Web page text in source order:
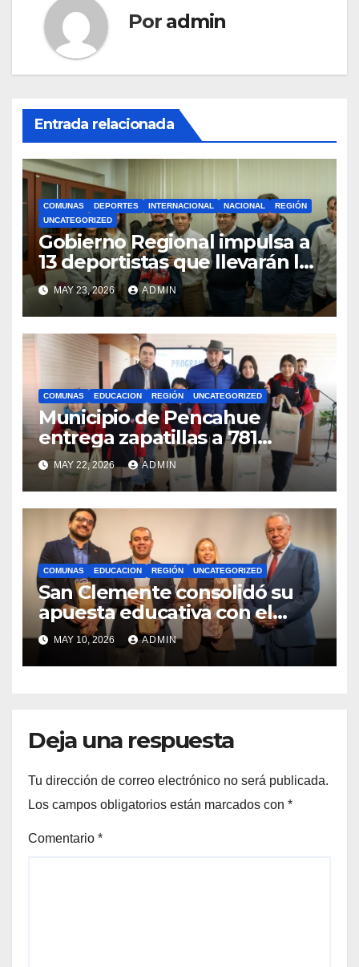
Por admin
Entrada relacionada
COMUNAS DEPORTES INTERNACIONAL NACIONAL
REGIÓN
UNCATEGORIZED
Gobierno Regional impulsa a
13 deportistas que llevarán la
bandera maulina a
competencias
internacionales
MAY 23, 2026 ADMIN
COMUNAS EDUCACION REGIÓN UNCATEGORIZED
Municipio de Pencahue
entrega zapatillas a 781
estudiantes con recursos del
Royalty Minero
MAY 22, 2026 ADMIN
COMUNAS EDUCACION REGIÓN UNCATEGORIZED
San Clemente consolidó su
apuesta educativa con el
lanzamiento del
Preuniversitario Brotes 2026
MAY 10, 2026 ADMIN
Deja una respuesta
Tu dirección de correo electrónico no será publicada.
Los campos obligatorios están marcados con *
Comentario *